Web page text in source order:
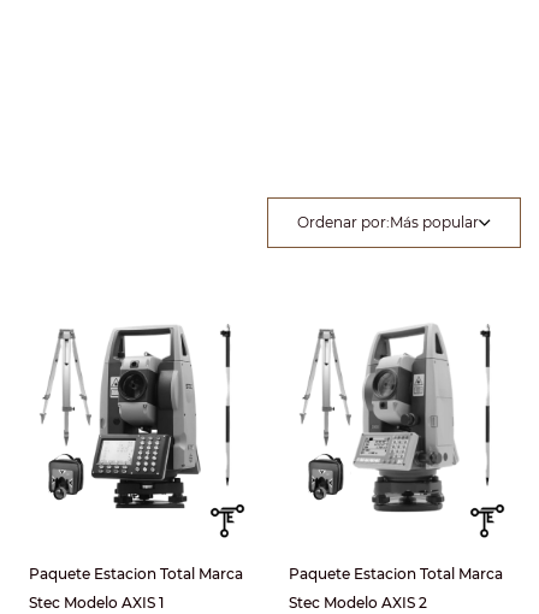
Ordenar por:Más popular
Paquete Estacion Total Marca
Stec Modelo AXIS 1
Paquete Estacion Total Marca
Stec Modelo AXIS 2